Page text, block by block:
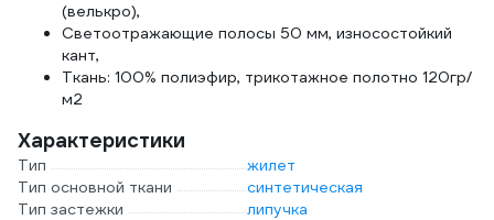
(велькро),
Светоотражающие полосы 50 мм, износостойкий
кант,
Ткань: 100% полиэфир, трикотажное полотно 120гр/
м2
Характеристики
Тип
жилет
Тип основной ткани
синтетическая
Тип застежки
липучка